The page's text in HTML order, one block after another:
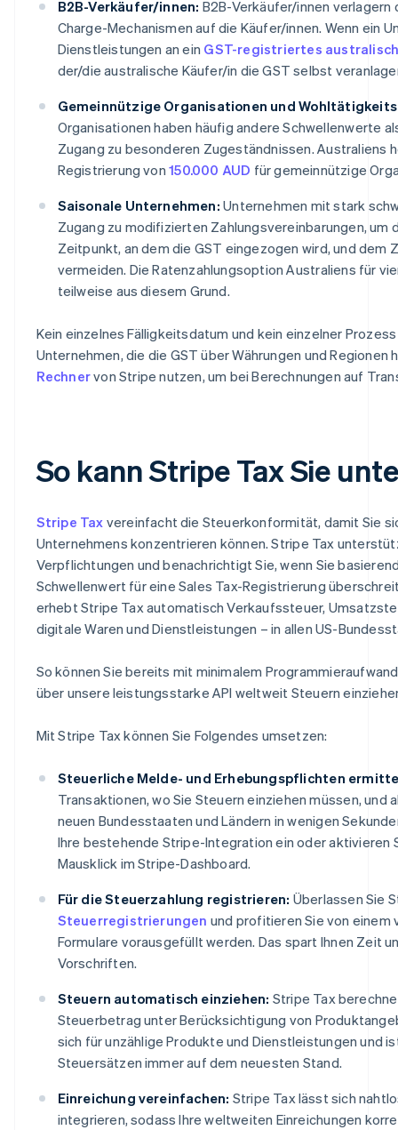
B2B-Verkäufer/innen: B2B-Verkäufer/innen
Charge-Mechanismen auf die Käufer/innen. Wenn ein
Dienstleistungen an ein GST-registriertes
der/die australische Käufer/in die GST selbst
Gemeinnützige Organisationen und
Organisationen haben häufig andere Schwellenwerte
Zugang zu besonderen Zugeständnissen. Australiens
Registrierung von150.000 AUD für gemeinnützige
Saisonale Unternehmen: Unternehmen mit stark
Zugang zu modifizierten Zahlungsvereinbarungen, um
Zeitpunkt, an dem die GST eingezogen wird, und dem
vermeiden. Die Ratenzahlungsoption Australiens für
teilweise aus diesem Grund.
Kein einzelnes Fälligkeitsdatum und kein einzelner
Unternehmen, die die GST über Währungen und
Rechnervon Stripe nutzen, um bei Berechnungen auf
So kann Stripe Tax Sie
Stripe Tax vereinfacht die Steuerkonformität, damit Sie
Unternehmens konzentrieren können. Stripe Tax
Verpflichtungen und benachrichtigt Sie, wenn Sie
Schwellenwert für eine Sales Tax-Registrierung
erhebt Stripe Tax automatisch Verkaufssteuer,
digitale Waren und Dienstleistungen – in allen US-
So können Sie bereits mit minimalem
über unsere leistungsstarke API weltweit Steuern
Mit Stripe Tax können Sie Folgendes umsetzen:
Steuerliche Melde- und Erhebungspflichten
Transaktionen, wo Sie Steuern einziehen müssen, und
neuen Bundesstaaten und Ländern in wenigen
Ihre bestehende Stripe-Integration ein oder aktivieren
Mausklick im Stripe-Dashboard.
Für die Steuerzahlung registrieren: Überlassen Sie
Steuerregistrierungen und profitieren Sie von
Formulare vorausgefüllt werden. Das spart Ihnen Zeit
Vorschriften.
Steuern automatisch einziehen: Stripe Tax
Steuerbetrag unter Berücksichtigung von
sich für unzählige Produkte und Dienstleistungen und
Steuersätzen immer auf dem neuesten Stand.
Einreichung vereinfachen: Stripe Tax lässt sich
integrieren, sodass Ihre weltweiten Einreichungen